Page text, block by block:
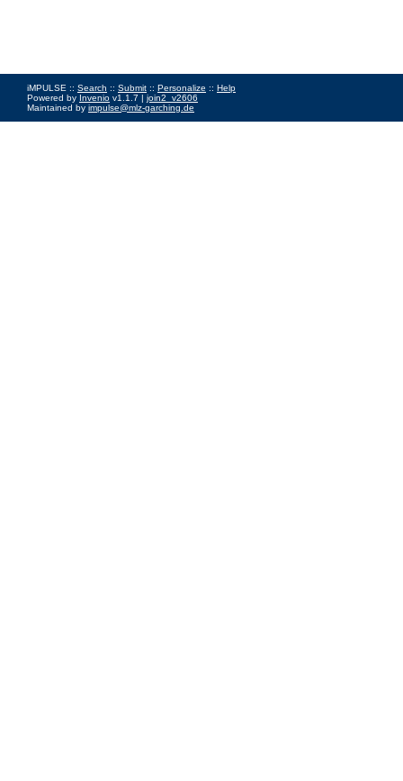
iMPULSE :: Search :: Submit :: Personalize :: Help
Powered by Invenio v1.1.7 | join2_v2606
Maintained by impulse@mlz-garching.de